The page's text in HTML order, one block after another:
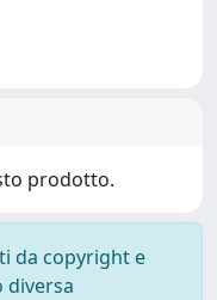
prodotto.
da copyright e
diversa